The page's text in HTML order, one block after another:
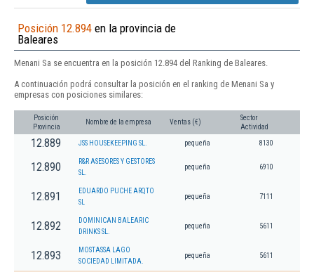
Posición 12.894 en la provincia de
Baleares
Menani Sa se encuentra en la posición 12.894 del Ranking de Baleares.
A continuación podrá consultar la posición en el ranking de Menani Sa y
empresas con posiciones similares:
Posición
Provincia
Nombre de la empresa Ventas (€)
Sector
Actividad
12.889 JSS HOUSEKEEPING SL. pequeña 8130
12.890
R&R ASESORES Y GESTORES
SL.
pequeña 6910
12.891
EDUARDO PUCHE ARQTO
SL
pequeña 7111
12.892
DOMINICAN BALEARIC
DRINKS SL.
pequeña 5611
12.893
MOSTASSA LAGO
SOCIEDAD LIMITADA.
pequeña 5611